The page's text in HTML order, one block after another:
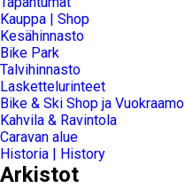
Kauppa | Shop
Kesähinnasto
Bike Park
Talvihinnasto
Laskettelurinteet
Bike & Ski Shop ja Vuokraamo
Kahvila & Ravintola
Caravan alue
Historia | History
Arkistot